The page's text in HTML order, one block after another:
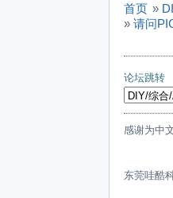
首页 »
» 请问
论坛跳转
感谢为中
东莞哇酷